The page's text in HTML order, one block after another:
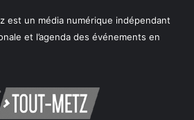
est un média numérique indépendant
et l’agenda des événements en